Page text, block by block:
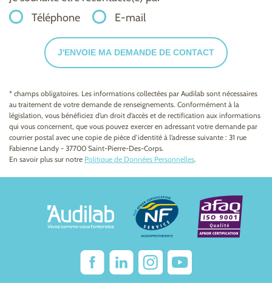
Téléphone
E-mail
J'ENVOIE MA DEMANDE DE CONTACT
* champs obligatoires. Les informations collectées par Audilab sont nécessaires
au traitement de votre demande de renseignements. Conformément à la
législation, vous bénéficiez d’un droit d’accès et de rectification aux informations
qui vous concernent, que vous pouvez exercer en adressant votre demande par
courrier postal avec une copie de pièce d’identité à l’adresse suivante : 31 rue
Fabienne Landy - 37700 Saint-Pierre-Des-Corps.
En savoir plus sur notre Politique de Données Personnelles.